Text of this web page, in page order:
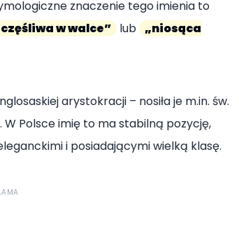
znaczenie tego imienia to
w walce” lub „niosąca
arystokracji – nosiła je m.in. św.
Polsce imię to ma stabilną pozycję,
i posiadającymi wielką klasę.